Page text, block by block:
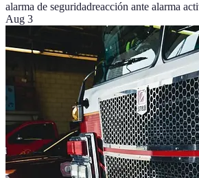
alarma de seguridadreacción ante alarma
Aug 3